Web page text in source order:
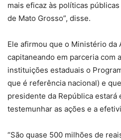
mais eficaz às políticas
de Mato Grosso”, disse.
Ele afirmou que o Ministério da
capitaneando em parceria com
instituições estaduais o
que é referência nacional) e
presidente da República estará
testemunhar as ações e a
“São quase 500 milhões de